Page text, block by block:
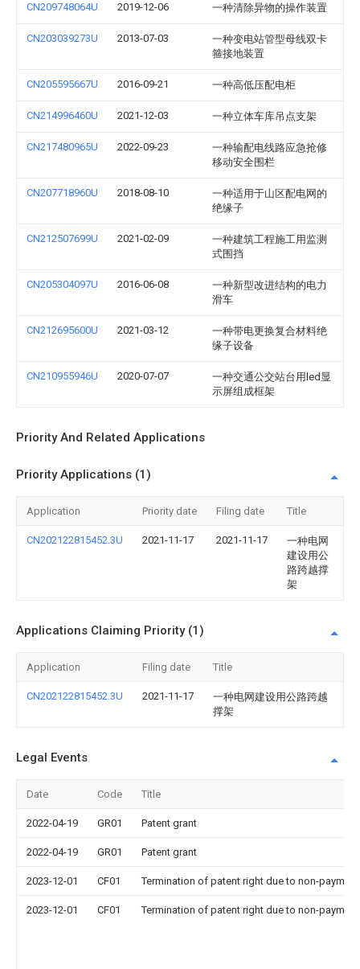
CN209748064U 2019-12-06 一种清除异物的操作装置
CN203039273U 2013-07-03
一种变电站管型母线双卡
箍接地装置
CN205595667U 2016-09-21 一种高低压配电柜
CN214996460U 2021-12-03 一种立体车库吊点支架
CN217480965U 2022-09-23
一种输配电线路应急抢修
移动安全围栏
CN207718960U 2018-08-10
一种适用于山区配电网的
绝缘子
CN212507699U 2021-02-09
一种建筑工程施工用监测
式围挡
CN205304097U 2016-06-08
一种新型改进结构的电力
滑车
CN212695600U 2021-03-12
一种带电更换复合材料绝
缘子设备
CN210955946U 2020-07-07
一种交通公交站台用led显
示屏组成框架
Priority And Related Applications
Priority Applications (1)
Application Priority date Filing date Title
CN202122815452.3U 2021-11-17 2021-11-17
一种电网
建设用公
路跨越撑
架
Applications Claiming Priority (1)
Application Filing date Title
CN202122815452.3U 2021-11-17
一种电网建设用公路跨越
撑架
Legal Events
Date Code Title
2022-04-19 GR01 Patent grant
2022-04-19 GR01 Patent grant
2023-12-01 CF01 Termination of patent right due to non-
2023-12-01 CF01 Termination of patent right due to non-